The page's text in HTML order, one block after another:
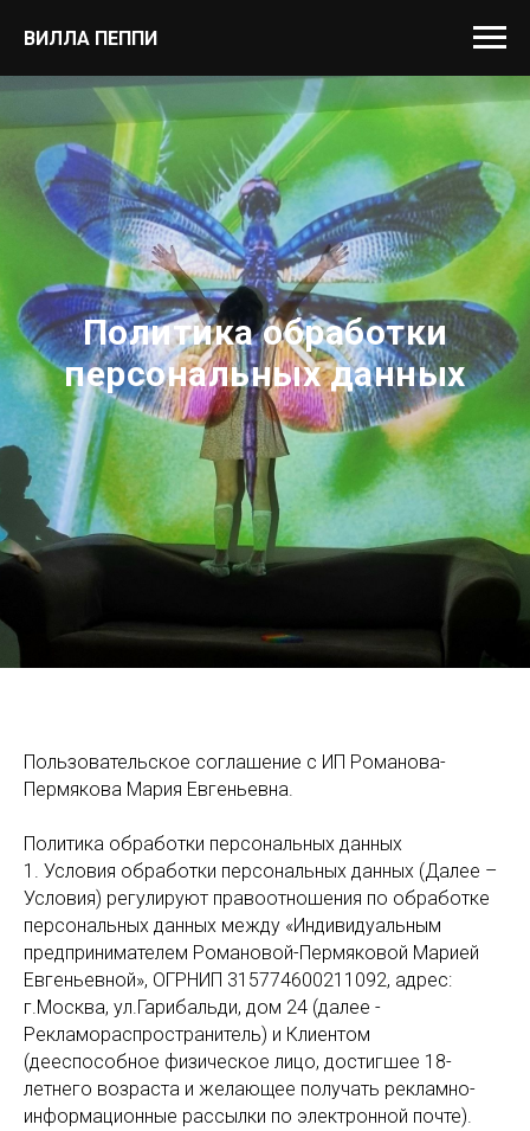
ВИЛЛА ПЕППИ
Политика обработки
персональных данных
Пользовательское соглашение с ИП Романова-
Пермякова Мария Евгеньевна.
Политика обработки персональных данных
1. Условия обработки персональных данных (Далее –
Условия) регулируют правоотношения по обработке
персональных данных между «Индивидуальным
предпринимателем Романовой-Пермяковой Марией
Евгеньевной», ОГРНИП 315774600211092, адрес:
г.Москва, ул.Гарибальди, дом 24 (далее -
Рекламораспространитель) и Клиентом
(дееспособное физическое лицо, достигшее 18-
летнего возраста и желающее получать рекламно-
информационные рассылки по электронной почте).